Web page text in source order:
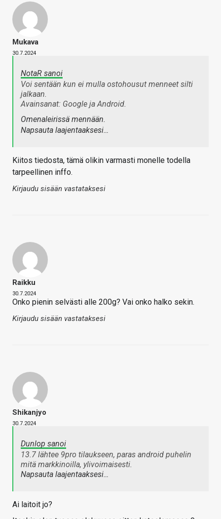
Mukava
30.7.2024
NotaR sanoi
Voi sentään kun ei mulla ostohousut menneet silti
jalkaan.
Avainsanat: Google ja Android.
Omenaleirissä mennään.
Napsauta laajentaaksesi…
Kiitos tiedosta, tämä olikin varmasti monelle todella
tarpeellinen inffo.
Kirjaudu sisään vastataksesi
Raikku
30.7.2024
Onko pienin selvästi alle 200g? Vai onko halko sekin.
Kirjaudu sisään vastataksesi
Shikanjyo
30.7.2024
Dunlop sanoi
13.7 lähtee 9pro tilaukseen, paras android puhelin
mitä markkinoilla, ylivoimaisesti.
Napsauta laajentaaksesi…
Ai laitoit jo?